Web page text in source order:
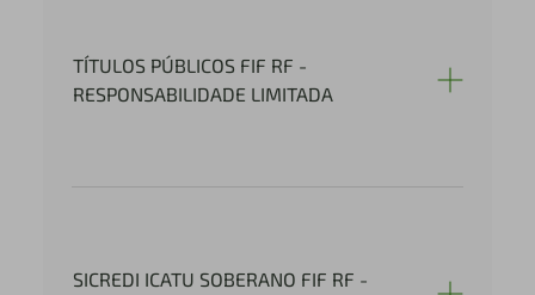
TÍTULOS PÚBLICOS FIF RF -
RESPONSABILIDADE LIMITADA
SICREDI ICATU SOBERANO FIF RF -